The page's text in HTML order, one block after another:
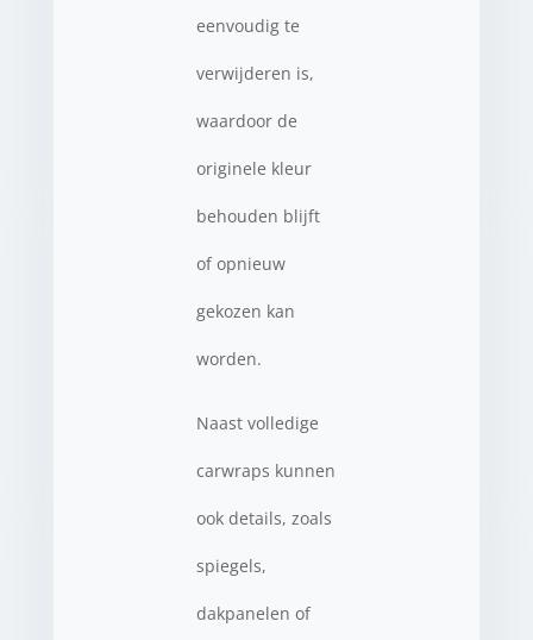
eenvoudig te
verwijderen is,
waardoor de
originele kleur
behouden blijft
of opnieuw
gekozen kan
worden.
Naast volledige
carwraps kunnen
ook details, zoals
spiegels,
dakpanelen of